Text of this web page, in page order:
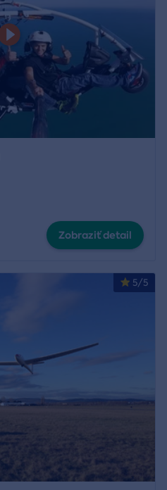
Zobraziť detail
5/5